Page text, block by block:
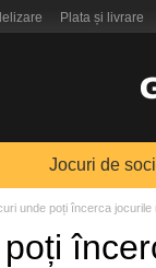
Plata și livrare
Jocuri de
unde poți încerca jocurile